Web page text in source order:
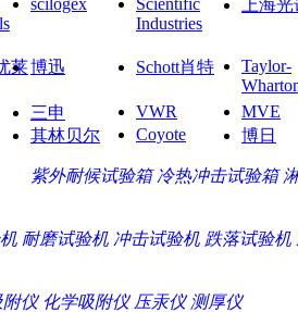
scilogex
Scientific
Industries
上海
莱博迅 Schott肖特
Taylor-
三申
VWR MVE
其林贝尔
Coyote 博日
紫外耐候试验箱 冷热冲击试验箱
耐磨试验机 冲击试验机 跌落试验机
仪 化学吸附仪 压汞仪 测厚仪